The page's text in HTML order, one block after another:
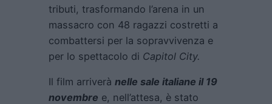
tributi, trasformando l’arena in un
massacro con 48 ragazzi costretti a
combattersi per la sopravvivenza e
per lo spettacolo di Capitol City.
Il film arriverà nelle sale italiane il 19
novembre e, nell’attesa, è stato